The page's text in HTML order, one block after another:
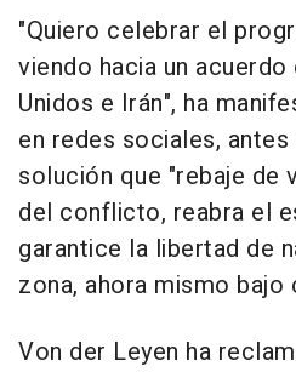
"Quiero celebrar el
viendo hacia un
Unidos e Irán", ha
en redes sociales,
solución que "rebaje de
del conflicto, reabra el
garantice la libertad de
zona, ahora mismo bajo
Von der Leyen ha